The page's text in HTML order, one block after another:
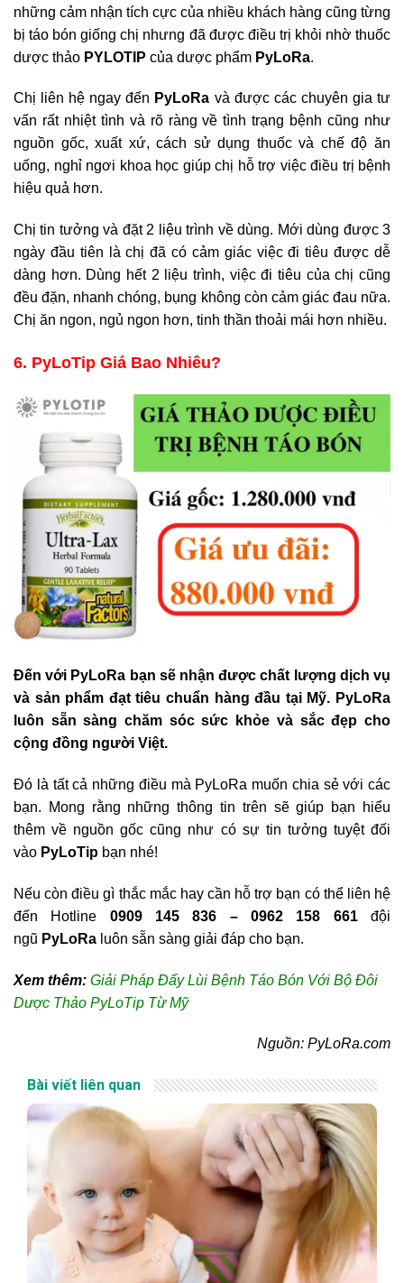
những cảm nhận tích cực của nhiều khách hàng cũng từng
bị táo bón giống chị nhưng đã được điều trị khỏi nhờ thuốc
dược thảo PYLOTIP của dược phẩm PyLoRa.
Chị liên hệ ngay đến PyLoRa và được các chuyên gia tư
vấn rất nhiệt tình và rõ ràng về tình trạng bệnh cũng như
nguồn gốc, xuất xứ, cách sử dụng thuốc và chế độ ăn
uống, nghỉ ngơi khoa học giúp chị hỗ trợ việc điều trị bệnh
hiệu quả hơn.
Chị tin tưởng và đặt 2 liệu trình về dùng. Mới dùng được 3
ngày đầu tiên là chị đã có cảm giác việc đi tiêu được dễ
dàng hơn. Dùng hết 2 liệu trình, việc đi tiêu của chị cũng
đều đặn, nhanh chóng, bụng không còn cảm giác đau nữa.
Chị ăn ngon, ngủ ngon hơn, tinh thần thoải mái hơn nhiều.
6. PyLoTip Giá Bao Nhiêu?
Đến với PyLoRa bạn sẽ nhận được chất lượng dịch vụ
và sản phẩm đạt tiêu chuẩn hàng đầu tại Mỹ. PyLoRa
luôn sẵn sàng chăm sóc sức khỏe và sắc đẹp cho
cộng đồng người Việt.
Đó là tất cả những điều mà PyLoRa muốn chia sẻ với các
bạn. Mong rằng những thông tin trên sẽ giúp bạn hiểu
thêm về nguồn gốc cũng như có sự tin tưởng tuyệt đối
vào PyLoTip bạn nhé!
Nếu còn điều gì thắc mắc hay cần hỗ trợ bạn có thể liên hệ
đến Hotline 0909 145 836 – 0962 158 661
đội
ngũ PyLoRa luôn sẵn sàng giải đáp cho bạn.
Xem thêm: Giải Pháp Đẩy Lùi Bệnh Táo Bón Với Bộ Đôi
Dược Thảo PyLoTip Từ Mỹ
Nguồn: PyLoRa.com
Bài viết liên quan